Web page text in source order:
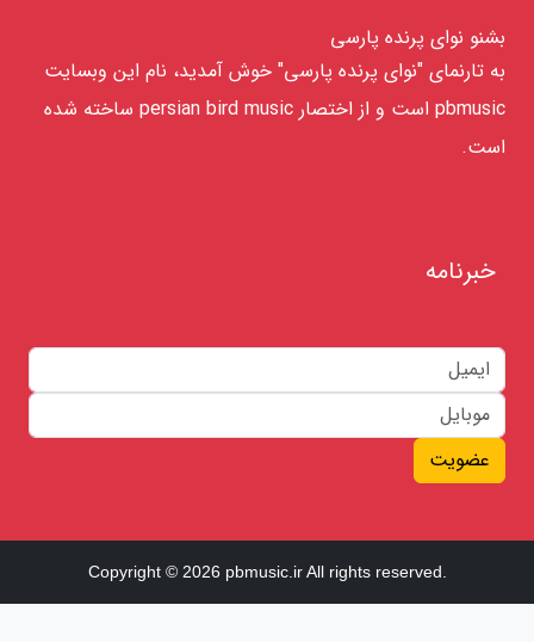
بشنو نوای پرنده پارسی
به تارنمای "نوای پرنده پارسی" خوش آمدید، نام این وبسایت
pbmusic است و از اختصار persian bird music ساخته شده
است.
خبرنامه
عضویت
Copyright © 2026 pbmusic.ir All rights reserved.